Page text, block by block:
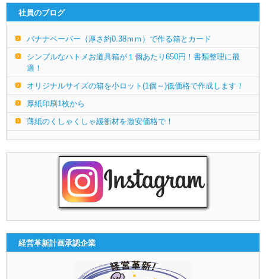
社員のブログ
バナナペーパー（厚さ約0.38ｍｍ）で作る箱とカード
シンプルなハトメお道具箱が１個あたり650円！書類整理に最
適！
オリジナルサイズの箱を小ロット(1個～)低価格で作成します！
厚紙印刷1枚から
薄紙のくしゃくしゃ緩衝材を激安価格で！
経営革新計画承認企業